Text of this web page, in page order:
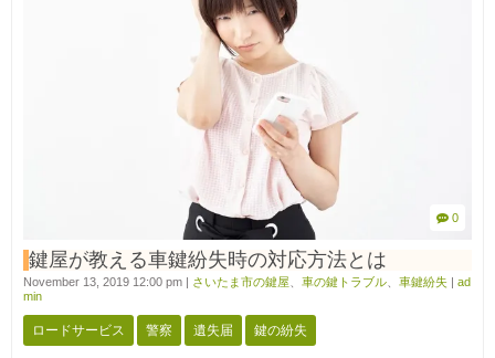
0
鍵屋が教える車鍵紛失時の対応方法とは
November 13, 2019 12:00 pm さいたま市の鍵屋、 車の鍵トラブル、 車鍵紛失
ad
min
ロードサービス 警察 遺失届 鍵の紛失